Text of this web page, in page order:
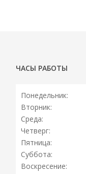
ЧАСЫ РАБОТЫ
Понедельник:
Вторник:
Среда:
Четверг:
Пятница:
Суббота:
Воскресение: